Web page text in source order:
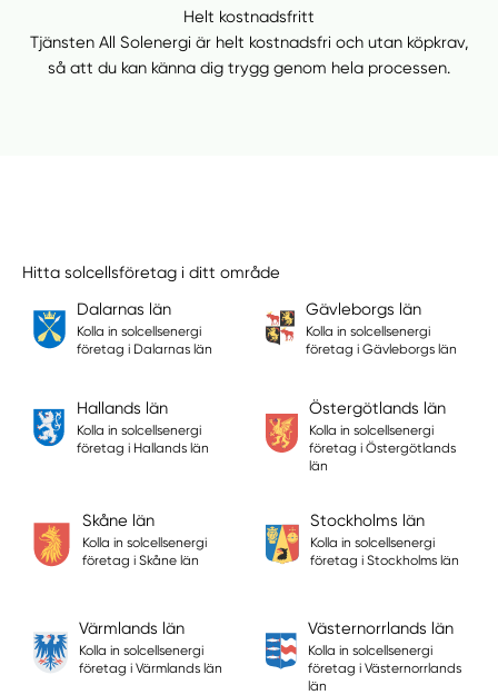
Helt kostnadsfritt
Tjänsten All Solenergi är helt kostnadsfri och utan köpkrav,
så att du kan känna dig trygg genom hela processen.
Hitta solcellsföretag i ditt område
Dalarnas län
Kolla in solcellsenergi
företag i Dalarnas län
Gävleborgs län
Kolla in solcellsenergi
företag i Gävleborgs län
Hallands län
Kolla in solcellsenergi
företag i Hallands län
Östergötlands län
Kolla in solcellsenergi
företag i Östergötlands
län
Skåne län
Kolla in solcellsenergi
företag i Skåne län
Stockholms län
Kolla in solcellsenergi
företag i Stockholms län
Värmlands län
Kolla in solcellsenergi
företag i Värmlands län
Västernorrlands län
Kolla in solcellsenergi
företag i Västernorrlands
län